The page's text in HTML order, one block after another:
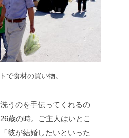
で食材の買い物。
洗うのを手伝ってくれるの
歳の時。ご主人はいとこ
彼が結婚したいといった